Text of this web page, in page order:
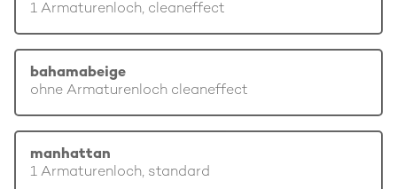
1 Armaturenloch, cleaneffect
bahamabeige
ohne Armaturenloch cleaneffect
manhattan
1 Armaturenloch, standard